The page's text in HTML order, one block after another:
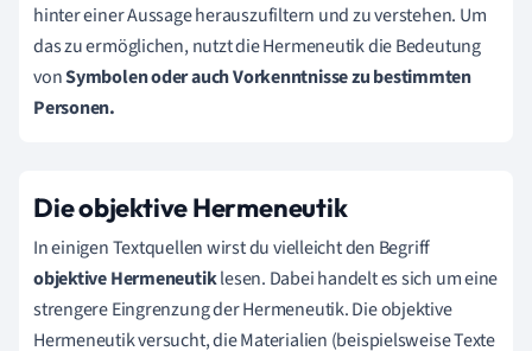
hinter einer Aussage herauszufiltern und zu verstehen. Um
das zu ermöglichen, nutzt die Hermeneutik die Bedeutung
vonSymbolen oder auch Vorkenntnisse zu bestimmten
Personen.
Die objektive Hermeneutik
In einigen Textquellen wirst du vielleicht den Begriff
objektive Hermeneutiklesen. Dabei handelt es sich um eine
strengere Eingrenzung der Hermeneutik. Die objektive
Hermeneutik versucht, die Materialien (beispielsweise Texte